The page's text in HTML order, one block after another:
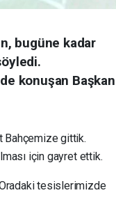
bugüne kadar
konuşan Başkan
Bahçemize gittik.
için gayret ettik.
tesislerimizde